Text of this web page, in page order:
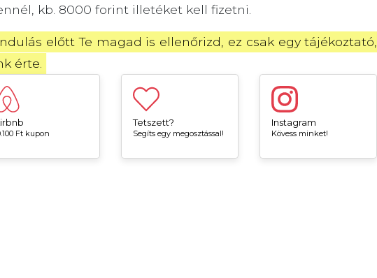
kb. 8000 forint illetéket kell fizetni.
előtt Te magad is ellenőrizd, ez csak egy tájékoztató,
érte.
Ft kupon
Tetszett?
Segíts egy megosztással!
Instagram
Kövess minket!